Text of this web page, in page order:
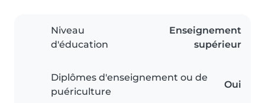
Niveau
d'éducation
Enseignement
supérieur
Diplômes d'enseignement ou de
puériculture
Oui